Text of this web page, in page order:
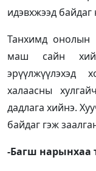
идэвхжээд
Танхимд онолын
маш сайн
эрүүлжүүлэхэд
халаасны
дадлага хийнэ.
байдаг гэж
-Багш нарынхаа